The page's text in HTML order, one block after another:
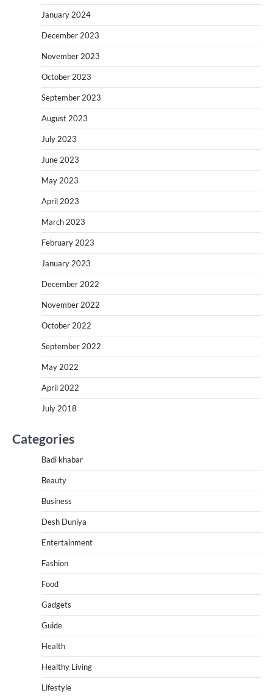
January 2024
December 2023
November 2023
October 2023
September 2023
August 2023
July 2023
June 2023
May 2023
April 2023
March 2023
February 2023
January 2023
December 2022
November 2022
October 2022
September 2022
May 2022
April 2022
July 2018
Categories
Badi khabar
Beauty
Business
Desh Duniya
Entertainment
Fashion
Food
Gadgets
Guide
Health
Healthy Living
Lifestyle